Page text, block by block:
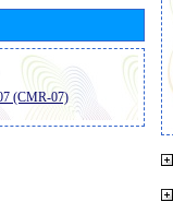
(CMR-07)